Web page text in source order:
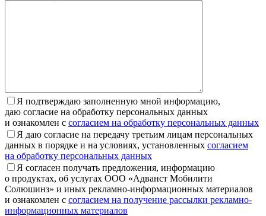
Я подтверждаю заполненную мной информацию,
даю согласие на обработку персональных данных
и ознакомлен с согласием на обработку персональных данных
Я даю согласие на передачу третьим лицам персональных
данных в порядке и на условиях, установленных согласием
на обработку персональных данных
Я согласен получать предложения, информацию
о продуктах, об услугах ООО «Адванст Мобилити
Солюшинз» и иных рекламно-информационных материалов
и ознакомлен с согласием на получение рассылки рекламно-
информационных материалов